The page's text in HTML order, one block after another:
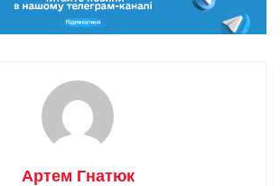
Артем Гнатюк